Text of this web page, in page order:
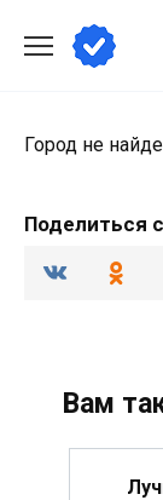
содержанию
Город не
Поделиться
Вам